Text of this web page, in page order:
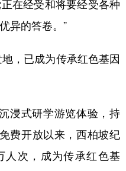
正在经受和将要经受各种
异的答卷。”
，已成为传承红色基因
式研学游览体验，持
费开放以来，西柏坡纪
人次，成为传承红色基